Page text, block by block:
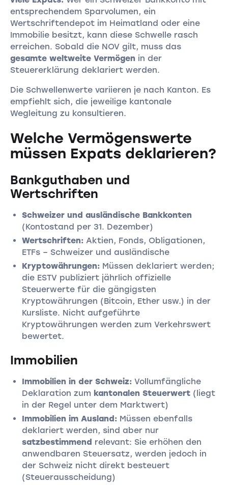
entsprechendem Sparvolumen, ein
Wertschriftendepot im Heimatland oder eine
Immobilie besitzt, kann diese Schwelle rasch
erreichen. Sobald die NOV gilt, muss das
gesamte weltweite Vermögen in der
Steuererklärung deklariert werden.
Die Schwellenwerte variieren je nach Kanton. Es
empfiehlt sich, die jeweilige kantonale
Wegleitung zu konsultieren.
Welche Vermögenswerte
müssen Expats deklarieren?
Bankguthaben und
Wertschriften
Schweizer und ausländische Bankkonten
(Kontostand per 31. Dezember)
Wertschriften: Aktien, Fonds, Obligationen,
ETFs – Schweizer und ausländische
Kryptowährungen: Müssen deklariert werden;
die ESTV publiziert jährlich offizielle
Steuerwerte für die gängigsten
Kryptowährungen (Bitcoin, Ether usw.) in der
Kursliste. Nicht aufgeführte
Kryptowährungen werden zum Verkehrswert
bewertet.
Immobilien
Immobilien in der Schweiz: Vollumfängliche
Deklaration zum kantonalen Steuerwert (liegt
in der Regel unter dem Marktwert)
Immobilien im Ausland: Müssen ebenfalls
deklariert werden, sind aber nur
satzbestimmend relevant: Sie erhöhen den
anwendbaren Steuersatz, werden jedoch in
der Schweiz nicht direkt besteuert
(Steuerausscheidung)